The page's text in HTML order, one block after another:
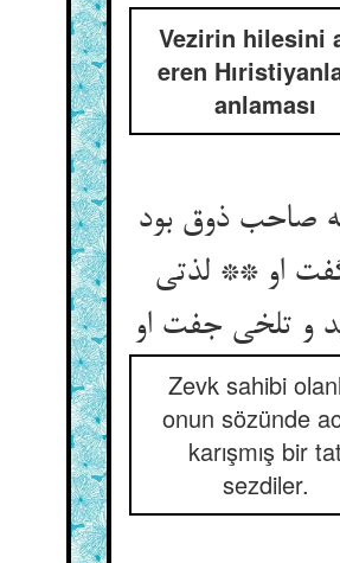
Vezirin hilesini
eren
anlaması
صاحب ذوق بود
او ** لذتی
و تلخی جفت او
Zevk sahibi
onun sözünde
karışmış bir tat
sezdiler.